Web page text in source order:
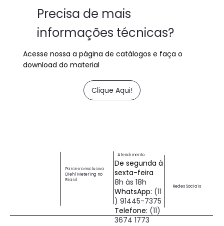
Precisa de mais
informações técnicas?
Acesse nossa a página de catálogos e faça o
download do material
Clique Aqui!
Atendimento
De segunda à
sexta-feira
8h às 18h
WhatsApp: (11
) 91445-7375
Telefone: (11)
3674 1773
Parceiro exclusivo
Diehl Metering no
Brasil
Redes Sociais